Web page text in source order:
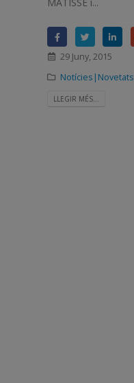
MATISSE i...
29 Juny, 2015
Notícies|Novetats
LLEGIR MÉS...